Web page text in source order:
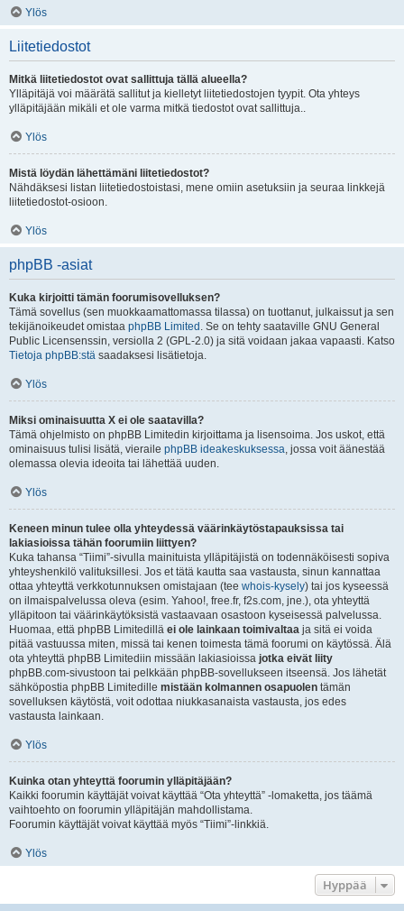
Ylös
Liitetiedostot
Mitkä liitetiedostot ovat sallittuja tällä alueella?
Ylläpitäjä voi määrätä sallitut ja kielletyt liitetiedostojen tyypit. Ota yhteys
ylläpitäjään mikäli et ole varma mitkä tiedostot ovat sallittuja..
Ylös
Mistä löydän lähettämäni liitetiedostot?
Nähdäksesi listan liitetiedostoistasi, mene omiin asetuksiin ja seuraa linkkejä
liitetiedostot-osioon.
Ylös
phpBB -asiat
Kuka kirjoitti tämän foorumisovelluksen?
Tämä sovellus (sen muokkaamattomassa tilassa) on tuottanut, julkaissut ja sen
tekijänoikeudet omistaa phpBB Limited . Se on tehty saataville GNU General
Public Licensenssin, versiolla 2 (GPL-2.0) ja sitä voidaan jakaa vapaasti. Katso
Tietoja phpBB:stä saadaksesi lisätietoja.
Ylös
Miksi ominaisuutta X ei ole saatavilla?
Tämä ohjelmisto on phpBB Limitedin kirjoittama ja lisensoima. Jos uskot, että
ominaisuus tulisi lisätä, vieraile phpBB ideakeskuksessa, jossa voit äänestää
olemassa olevia ideoita tai lähettää uuden.
Ylös
Keneen minun tulee olla yhteydessä väärinkäytöstapauksissa tai
lakiasioissa tähän foorumiin liittyen?
Kuka tahansa “Tiimi”-sivulla mainituista ylläpitäjistä on todennäköisesti sopiva
yhteyshenkilö valituksillesi. Jos et tätä kautta saa vastausta, sinun kannattaa
ottaa yhteyttä verkkotunnuksen omistajaan (tee whois-kysely) tai jos kyseessä
on ilmaispalvelussa oleva (esim. Yahoo!, free.fr, f2s.com, jne.), ota yhteyttä
ylläpitoon tai väärinkäytöksistä vastaavaan osastoon kyseisessä palvelussa.
Huomaa, että phpBB Limitedillä ei ole lainkaan toimivaltaa ja sitä ei voida
pitää vastuussa miten, missä tai kenen toimesta tämä foorumi on käytössä. Älä
ota yhteyttä phpBB Limitediin missään lakiasioissa jotka eivät liity
phpBB.com-sivustoon tai pelkkään phpBB-sovellukseen itseensä. Jos lähetät
sähköpostia phpBB Limitedille mistään kolmannen osapuolen tämän
sovelluksen käytöstä, voit odottaa niukkasanaista vastausta, jos edes
vastausta lainkaan.
Ylös
Kuinka otan yhteyttä foorumin ylläpitäjään?
Kaikki foorumin käyttäjät voivat käyttää “Ota yhteyttä” -lomaketta, jos täämä
vaihtoehto on foorumin ylläpitäjän mahdollistama.
Foorumin käyttäjät voivat käyttää myös “Tiimi”-linkkiä.
Ylös
Hyppää